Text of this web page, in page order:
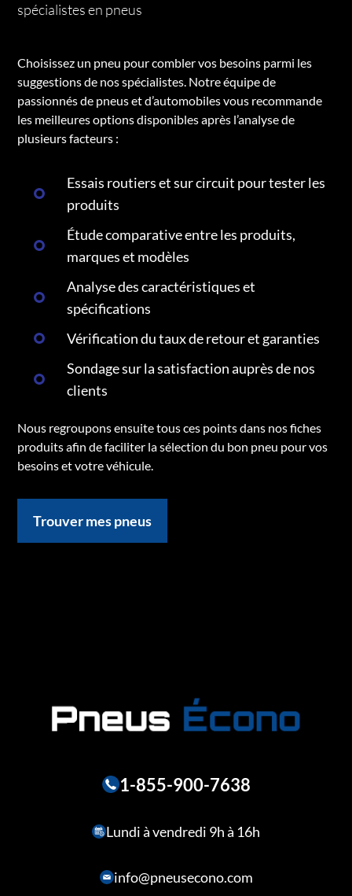
spécialistes en pneus
Choisissez un pneu pour combler vos besoins parmi les
suggestions de nos spécialistes. Notre équipe de
passionnés de pneus et d’automobiles vous recommande
les meilleures options disponibles après l’analyse de
plusieurs facteurs :
Essais routiers et sur circuit pour tester les
produits
Étude comparative entre les produits,
marques et modèles
Analyse des caractéristiques et
spécifications
Vérification du taux de retour et garanties
Sondage sur la satisfaction auprès de nos
clients
Nous regroupons ensuite tous ces points dans nos fiches
produits afin de faciliter la sélection du bon pneu pour vos
besoins et votre véhicule.
Trouver mes pneus
1-855-900-7638
Lundi à vendredi 9h à 16h
info@pneusecono.com